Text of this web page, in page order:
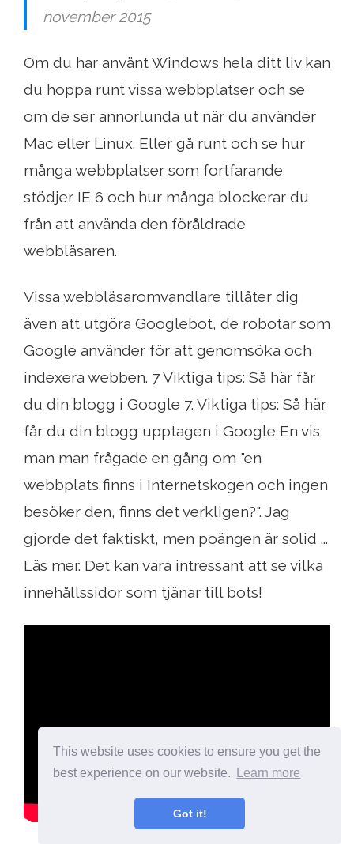
This website uses cookies to ensure you get the
best experience on our website.
Learn more
Got it!
november 2015
Om du har använt Windows hela ditt liv kan
du hoppa runt vissa webbplatser och se
om de ser annorlunda ut när du använder
Mac eller Linux. Eller gå runt och se hur
många webbplatser som fortfarande
stödjer IE 6 och hur många blockerar du
från att använda den föråldrade
webbläsaren.
Vissa webbläsaromvandlare tillåter dig
även att utgöra Googlebot, de robotar som
Google använder för att genomsöka och
indexera webben. 7 Viktiga tips: Så här får
du din blogg i Google 7. Viktiga tips: Så här
får du din blogg upptagen i Google En vis
man man frågade en gång om "en
webbplats finns i Internetskogen och ingen
besöker den, finns det verkligen?". Jag
gjorde det faktiskt, men poängen är solid ...
Läs mer. Det kan vara intressant att se vilka
innehållssidor som tjänar till bots!